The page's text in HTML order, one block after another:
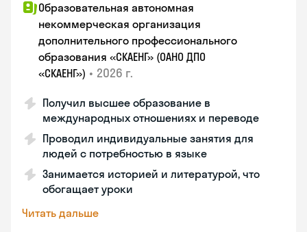
Образовательная автономная
некоммерческая организация
дополнительного профессионального
образования «СКАЕНГ» (ОАНО ДПО
«СКАЕНГ») • 2026 г.
Получил высшее образование в
международных отношениях и переводе
Проводил индивидуальные занятия для
людей с потребностью в языке
Занимается историей и литературой, что
обогащает уроки
Читать дальше